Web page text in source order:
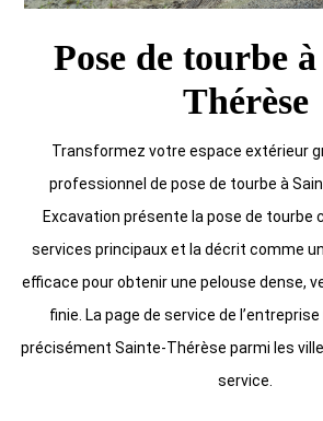
Pose de tourbe
Thérèse
Transformez votre espace extérieur
professionnel de pose de tourbe à
Excavation présente la pose de tourbe
services principaux et la décrit comme
efficace pour obtenir une pelouse dense,
finie. La page de service de
précisément Sainte-Thérèse parmi les
service.